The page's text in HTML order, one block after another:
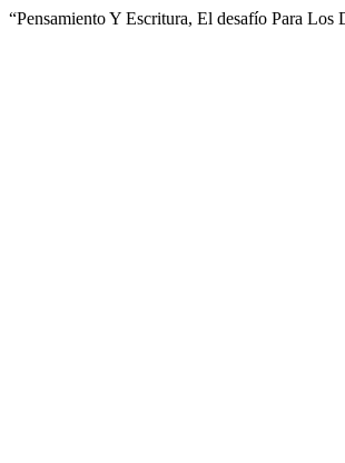
“Pensamiento Y Escritura, El desafío Para Los